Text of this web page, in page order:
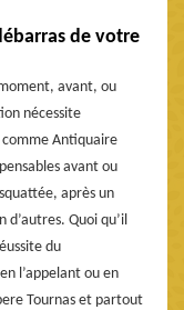
de votre
avant, ou
nécessite
comme Antiquaire
avant ou
après un
Quoi qu’il
du
l’appelant ou en
Tournas et partout